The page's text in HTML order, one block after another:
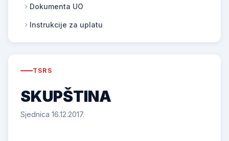
Dokumenta UO
Instrukcije za uplatu
TSRS
SKUPŠTINA
Sjednica 16.12.2017.